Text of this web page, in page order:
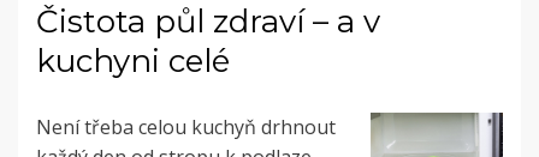
Čistota půl zdraví – a v
kuchyni celé
Není třeba celou kuchyň drhnout